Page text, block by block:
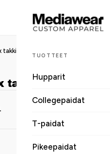
TUOTTEET
Hupparit
Collegepaidat
T-paidat
Pikeepaidat
takki polyesteri
takki polyesteri
MATERIAALI